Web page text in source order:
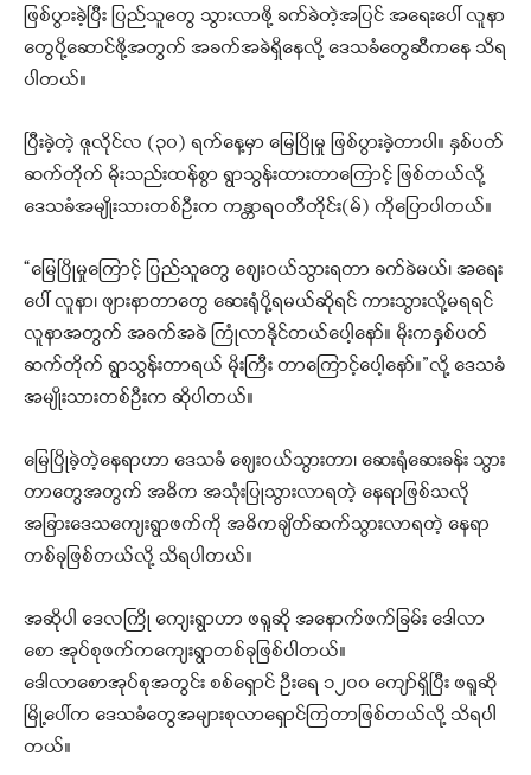
ဖြစ်ပွားခဲ့ပြီး ပြည်သူတွေ သွားလာဖို့ ခက်ခဲတဲ့အပြင် အရေးပေါ် လူနာ
တွေပို့ဆောင်ဖို့အတွက် အခက်အခဲရှိနေလို့ ဒေသခံတွေဆီကနေ သိရ
ပါတယ်။
ပြီးခဲ့တဲ့ ဇူလိုင်လ (၃၀) ရက်နေ့မှာ မြေပြိုမှု ဖြစ်ပွားခဲ့တာပါ။ နှစ်ပတ်
ဆက်တိုက် မိုးသည်းထန်စွာ ရွာသွန်းထားတာကြောင့် ဖြစ်တယ်လို့
ဒေသခံအမျိုးသားတစ်ဦးက ကန္တာရဝတီတိုင်း(မ်) ကိုပြောပါတယ်။
“မြေပြိုမှုကြောင့် ပြည်သူတွေ စျေးဝယ်သွားရတာ ခက်ခဲမယ်၊ အရေး
ပေါ် လူနာ၊ ဖျားနာတာတွေ ဆေးရုံပို့ရမယ်ဆိုရင် ကားသွားလို့မရရင်
လူနာအတွက် အခက်အခဲ ကြုံလာနိုင်တယ်ပေါ့နော်။ မိုးကနှစ်ပတ်
ဆက်တိုက် ရွာသွန်းတာရယ် မိုးကြီး တာကြောင့်ပေါ့နော်။”လို့ ဒေသခံ
အမျိုးသားတစ်ဦးက ဆိုပါတယ်။
မြေပြိုခဲ့တဲ့နေရာဟာ ဒေသခံ စျေးဝယ်သွားတာ၊ ဆေးရုံဆေးခန်း သွား
တာတွေအတွက် အဓိက အသုံးပြုသွားလာရတဲ့ နေရာဖြစ်သလို
အခြားဒေသကျေးရွာဖက်ကို အဓိကချိတ်ဆက်သွားလာရတဲ့ နေရာ
တစ်ခုဖြစ်တယ်လို့ သိရပါတယ်။
အဆိုပါ ဒေလကြို ကျေးရွာဟာ ဖရူဆို အနောက်ဖက်ခြမ်း ဒေါလာ
စော အုပ်စုဖက်ကကျေးရွာတစ်ခုဖြစ်ပါတယ်။
ဒေါလာစောအုပ်စုအတွင်း စစ်ရှောင် ဦးရေ ၁၂၀၀ ကျော်ရှိပြီး ဖရူဆို
မြို့ပေါ်က ဒေသခံတွေအများစုလာရှောင်ကြတာဖြစ်တယ်လို့ သိရပါ
တယ်။